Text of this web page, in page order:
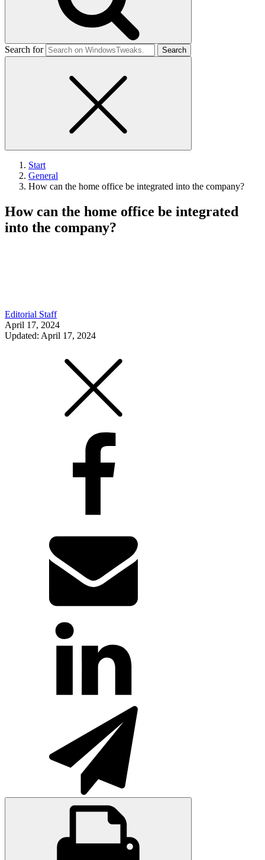
Search for
Start
General
How can the home office be integrated into the company?
How can the home office be integrated
into the company?
Editorial Staff
April 17, 2024
Updated: April 17, 2024